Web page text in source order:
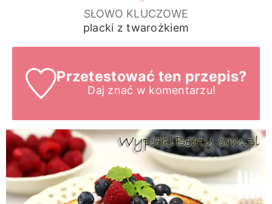
SŁOWO KLUCZOWE
placki z twarożkiem
Przetestować ten przepis?
Daj znać w komentarzu!